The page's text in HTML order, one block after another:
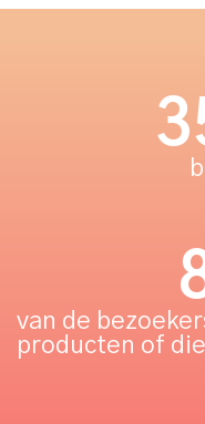
van de
producten of